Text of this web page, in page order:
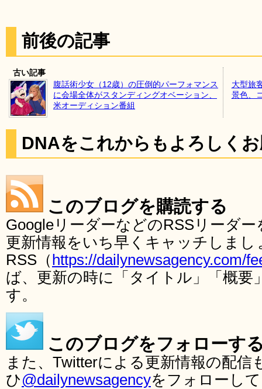
前後の記事
古い記事
腹話術少女（12歳）の圧倒的パーフォマンス
に会場全体がスタンディングオベーション、
米オーディション番組
大型旅
景色、
DNAをこれからもよろしく
このブログを購読する
GoogleリーダーなどのRSSリーダ
更新情報をいち早くキャッチしま
RSS（ https://dailynewsagency.com/
ば、更新の時に「タイトル」「概要
す。
このブログをフォローす
また、Twitterによる更新情報の配
ひ@dailynewsagencyをフォローし